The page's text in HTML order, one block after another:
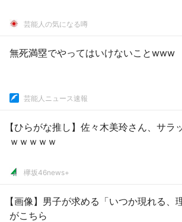
芸能人の気になる噂
無死満塁でやってはいけないことwww
芸能人ニュース速報
【ひらがな推し】佐々木美玲さん、サラ
ｗｗｗｗｗ
欅坂46news+
【画像】男子が求める「いつか現れる、
がこちら